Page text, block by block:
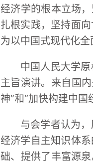
经济学的根本立场
扎根实践，坚持面
为以中国式现代化
中国人民大学
主旨演讲。来自国
神”和“加快构建中
与会学者认为
经济学自主知识体
础、提供了丰富源